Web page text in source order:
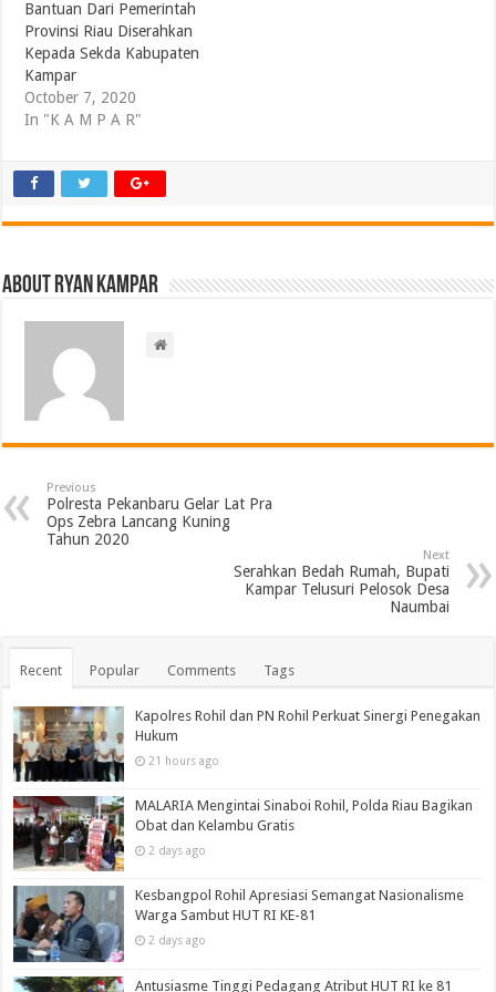
Bantuan Dari Pemerintah
Provinsi Riau Diserahkan
Kepada Sekda Kabupaten
Kampar
October 7, 2020
In "K A M P A R"
About ryan kampar
Previous
Polresta Pekanbaru Gelar Lat Pra
Ops Zebra Lancang Kuning
Tahun 2020
Next
Serahkan Bedah Rumah, Bupati
Kampar Telusuri Pelosok Desa
Naumbai
Recent Popular Comments Tags
Kapolres Rohil dan PN Rohil Perkuat Sinergi Penegakan
Hukum
21 hours ago
MALARIA Mengintai Sinaboi Rohil, Polda Riau Bagikan
Obat dan Kelambu Gratis
2 days ago
Kesbangpol Rohil Apresiasi Semangat Nasionalisme
Warga Sambut HUT RI KE-81
2 days ago
Antusiasme Tinggi Pedagang Atribut HUT RI ke 81